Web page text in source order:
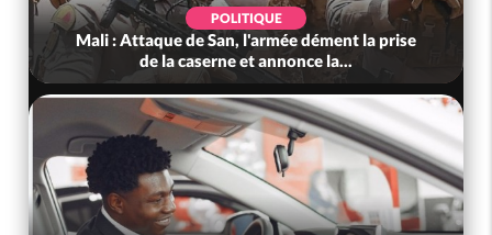
POLITIQUE
Mali : Attaque de San, l'armée dément la prise
de la caserne et annonce la...